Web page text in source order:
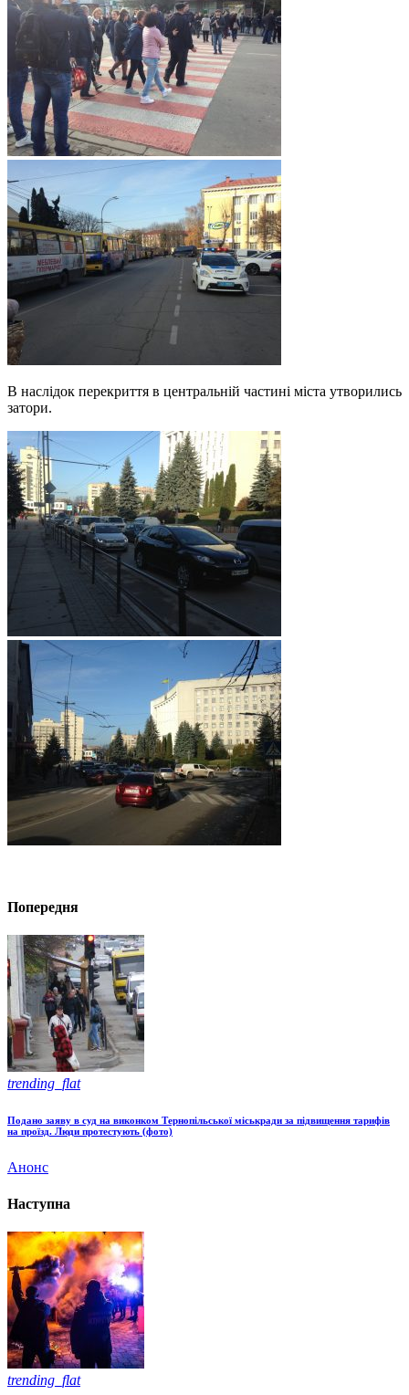
В наслідок перекриття в центральній частині міста утворились
затори.
Попередня
trending_flat
Подано заяву в суд на виконком Тернопільської міськради за підвищення тарифів
на проїзд. Люди протестують (фото)
Анонс
Наступна
trending_flat